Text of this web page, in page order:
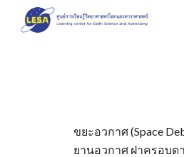
ขยะอวกาศ (Space
ยานอวกาศ ฝาครอบด